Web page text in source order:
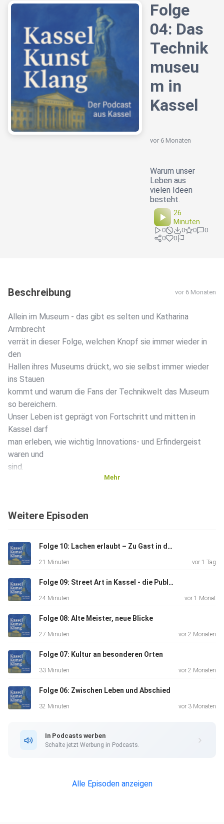
Folge
04: Das
Technik
museu
m in
Kassel
vor 6 Monaten
Warum unser
Leben aus
vielen Ideen
besteht.
26
Minuten
0 0 0
0
0
0
Beschreibung vor 6 Monaten
Allein im Museum - das gibt es selten und Katharina
Armbrecht
verrät in dieser Folge, welchen Knopf sie immer wieder in
den
Hallen ihres Museums drückt, wo sie selbst immer wieder
ins Stauen
kommt und warum die Fans der Technikwelt das Museum
so bereichern.
Unser Leben ist geprägt von Fortschritt und mitten in
Kassel darf
man erleben, wie wichtig Innovations- und Erfindergeist
waren und
sind.
Mehr
Weitere Episoden
Folge 10: Lachen erlaubt – Zu Gast in der Caricatura
21 Minuten vor 1 Tag
Folge 09: Street Art in Kassel - die Public Art Gallery
24 Minuten vor 1 Monat
Folge 08: Alte Meister, neue Blicke
27 Minuten vor 2 Monaten
Folge 07: Kultur an besonderen Orten
33 Minuten vor 2 Monaten
Folge 06: Zwischen Leben und Abschied
32 Minuten vor 3 Monaten
In Podcasts werben
Schalte jetzt Werbung in Podcasts.
Alle Episoden anzeigen